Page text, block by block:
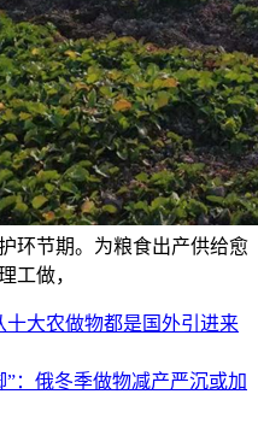
环节期。为粮食出产供给愈
工做，
十大农做物都是国外引进来
：俄冬季做物减产严沉或加